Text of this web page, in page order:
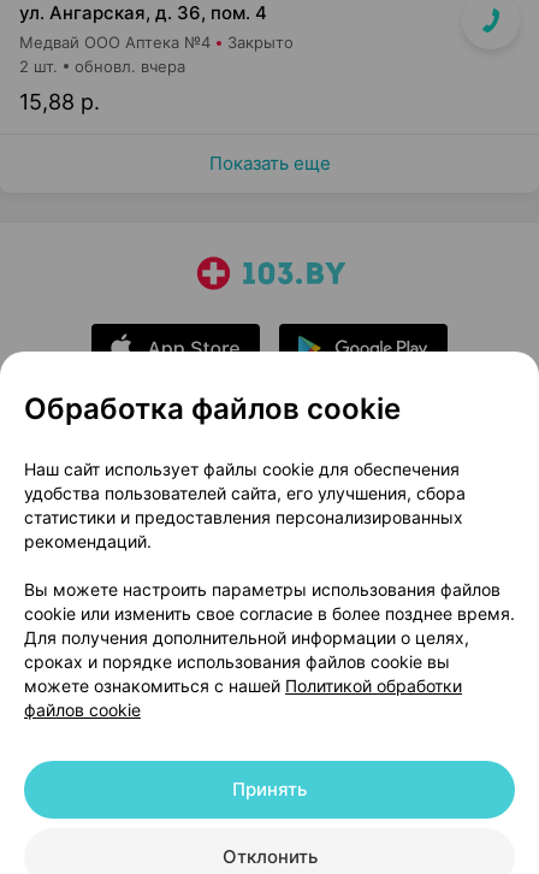
ул. Ангарская, д. 36, пом. 4
Медвай ООО Аптека №4 Закрыто
15,88 р.
2 шт. обновл. вчера
Показать еще
О проекте
Новости проекта
Размещение рекламы
Медицинский маркетинг
Публичный договор
Доставка
Способы оплаты
Вакансии
Партнеры
Написать руководителю 103.by
Написать в поддержку
Персональные настройки Cookie
© 2026 ООО «Артокс Лаб», УНП 191700409 | 220012, Республика Беларусь,
+375 291212755
Обработка файлов cookie
Наш сайт использует файлы cookie для обеспечения
удобства пользователей сайта, его улучшения, сбора
статистики и предоставления персонализированных
рекомендаций.
Вы можете настроить параметры использования файлов
cookie или изменить свое согласие в более позднее время.
Для получения дополнительной информации о целях,
сроках и порядке использования файлов cookie вы
можете ознакомиться с нашей Политикой обработки
файлов cookie
Отклонить
Принять